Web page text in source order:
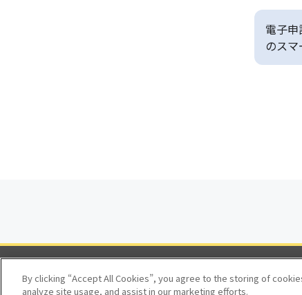
電子
のスマ
By clicking “Accept All Cookies”, you agree to the storing of
analyze site usage, and assist in our marketing efforts.